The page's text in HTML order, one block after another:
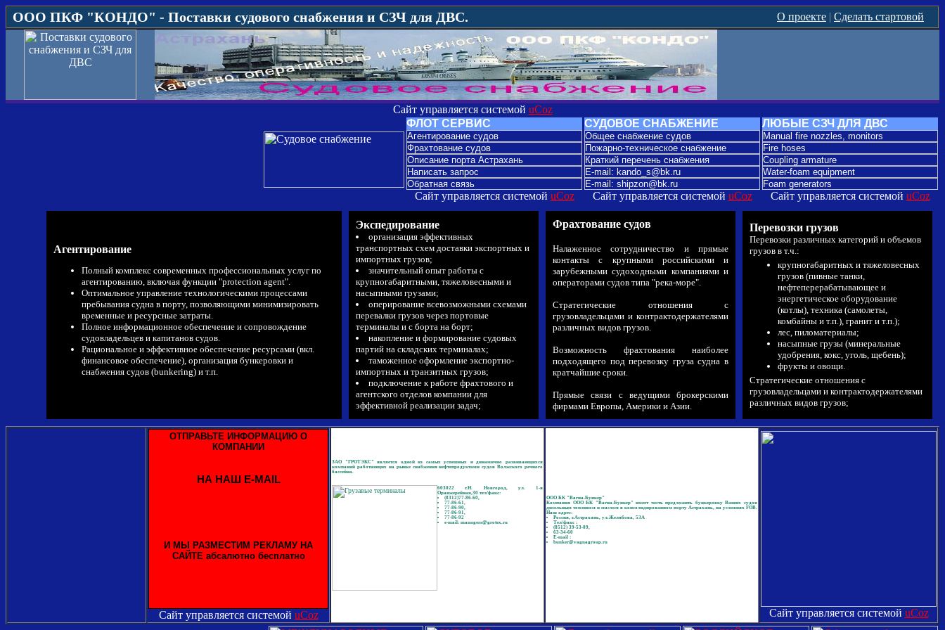
ООО ПКФ "КОНДО" - Поставки судового снабжения и СЗЧ для ДВС. О проекте | Сделать стартовой
АГЕНТИРОВАНИЕ СУДОВ + СУДОВОЕ СНАБЖЕНИЕ + ОРГАНИЗАЦИЯ
Сайт управляется системой uCoz
ФЛОТ СЕРВИС
Агентирование судов
Фрахтование судов
Описание порта Астрахань
Написать запрос
Обратная связь
Сайт управляется системой uCoz
СУДОВОЕ СНАБЖЕНИЕ
Общее снабжение судов
Пожарно-техническое снабжение
Краткий перечень снабжения
E-mail: kando_s@bk.ru
E-mail: shipzon@bk.ru
Сайт управляется системой uCoz
ЛЮБЫЕ СЗЧ ДЛЯ ДВС
Manual fire nozzles, monitors
Fire hoses
Coupling armature
Water-foam equipment
Foam generators
Сайт управляется системой uCoz
Агентирование
Полный комплекс современных профессиональных услуг по
агентированию, включая функции "protection agent".
Оптимальное управление технологическими процессами
пребывания судна в порту, позволяющими минимизировать
временные и ресурсные затраты.
Полное информационное обеспечение и сопровождение
судовладельцев и капитанов судов.
Рациональное и эффективное обеспечение ресурсами (вкл.
финансовое обеспечение), организация бункеровки и
снабжения судов (bunkering) и т.п.
Экспедирование
организация эффективных
транспортных схем доставки экспортных и
импортных грузов;
значительный опыт работы с
крупногабаритными, тяжеловесными и
насыпными грузами;
оперирование всевозможными схемами
перевалки грузов через портовые
терминалы и с борта на борт;
накопление и формирование судовых
партий на складских терминалах;
таможенное оформление экспортно-
импортных и транзитных грузов;
подключение к работе фрахтового и
агентского отделов компании для
эффективной реализации задач;
Фрахтование судов
Налаженное сотрудничество и прямые
контакты с крупными российскими и
зарубежными судоходными компаниями и
операторами судов типа "река-море".
Стратегические отношения с
грузовладельцами и контрактодержателями
различных видов грузов.
Возможность фрахтования наиболее
подходящего под перевозку груза судна в
кратчайшие сроки.
Прямые связи с ведущими брокерскими
фирмами Европы, Америки и Азии.
Перевозки грузов
Перевозки различных категорий и объемов
грузов в т.ч.:
крупногабаритных и тяжеловесных
грузов (пивные танки,
нефтеперерабатывающее и
энергетическое оборудование
(котлы), техника (самолеты,
комбайны и т.п.), гранит и т.п.);
лес, пиломатериалы;
насыпные грузы (минеральные
удобрения, кокс, уголь, щебень);
фрукты и овощи.
Стратегические отношения с
грузовладельцами и контрактодержателями
различных видов грузов;
E-mail:
Сайт управляется системой uCoz
ЗАО "ГРОТЭКС" является одной из самых успешных и динамично развивающихся
компаний работающих на рынке снабжения нефтепродуктами судов Волжского речного
бассейна.
603022 г.Н. Новгород, ул. 1-я
Оранжерейная,30 тел/факс:
(8312)77-86-60,
77-86-61,
77-86-90,
77-86-91,
77-86-92
e-mail: managers@grotex.ru
ООО БК "Вагна-Бункер"
Компания ООО БК "Вагна-Бункер" имеет честь предложить бункеровку Ваших судов
дизельным топливом и маслом в консолидированном порту Астрахань, на условиях FOB.
Наш адрес:
Россия, г.Астрахань, ул.Желябова, 53А
Тел/факс :
(8512) 39-53-09,
63-34-60
E-mail :
bunker@vagnagroup.ru
Сайт управляется системой uCoz